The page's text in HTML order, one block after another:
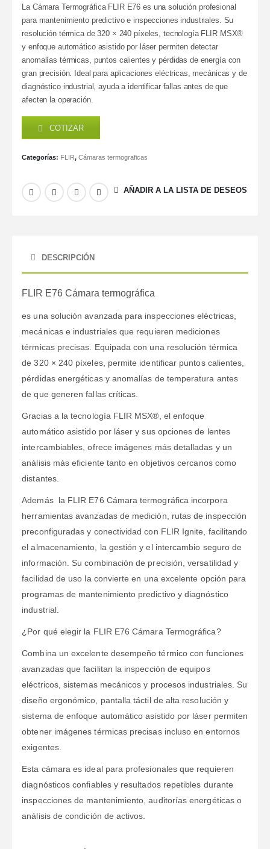
La Cámara Termográfica FLIR E76 es una solución profesional
para mantenimiento predictivo e inspecciones industriales. Su
resolución térmica de 320 × 240 píxeles, tecnología FLIR MSX®
y enfoque automático asistido por láser permiten detectar
anomalías térmicas, puntos calientes y pérdidas de energía con
gran precisión. Ideal para aplicaciones eléctricas, mecánicas y de
diagnóstico industrial, ayuda a identificar fallas antes de que
afecten la operación.
COTIZAR
Categorías: FLIR,Cámaras termograficas
AÑADIR A LA LISTA DE DESEOS
DESCRIPCIÓN
FLIR E76 Cámara termográfica
es una solución avanzada para inspecciones eléctricas,
mecánicas e industriales que requieren mediciones
térmicas precisas. Equipada con una resolución térmica
de 320 × 240 píxeles, permite identificar puntos calientes,
pérdidas energéticas y anomalías de temperatura antes
de que generen fallas críticas.
Gracias a la tecnología FLIR MSX®, el enfoque
automático asistido por láser y sus opciones de lentes
intercambiables, ofrece imágenes más detalladas y un
análisis más eficiente tanto en objetivos cercanos como
distantes.
Además la FLIR E76 Cámara termográfica incorpora
herramientas avanzadas de medición, rutas de inspección
preconfiguradas y conectividad con FLIR Ignite, facilitando
el almacenamiento, la gestión y el intercambio seguro de
información. Su combinación de precisión, versatilidad y
facilidad de uso la convierte en una excelente opción para
programas de mantenimiento predictivo y diagnóstico
industrial.
¿Por qué elegir la FLIR E76 Cámara Termográfica?
Combina un excelente desempeño térmico con funciones
avanzadas que facilitan la inspección de equipos
eléctricos, sistemas mecánicos y procesos industriales. Su
diseño ergonómico, pantalla táctil de alta resolución y
sistema de enfoque automático asistido por láser permiten
obtener imágenes térmicas precisas incluso en entornos
exigentes.
Esta cámara es ideal para profesionales que requieren
diagnósticos confiables y resultados repetibles durante
inspecciones de mantenimiento, auditorías energéticas o
análisis de condición de activos.